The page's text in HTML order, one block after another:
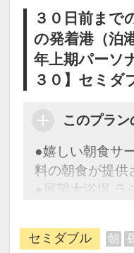
設定期間：
31日
インターネット
17511293
３０日前まで
の発着港（泊
年上期パーソ
３０】セミダ
このプラン
●嬉しい朝食サ
料の朝食が提供
●展望大浴場
セミダブル 朝